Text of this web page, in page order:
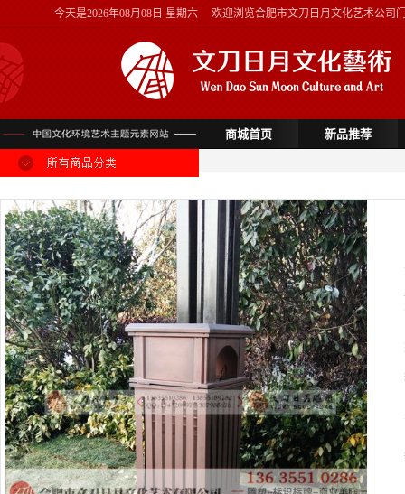
今天是2026年08月08日 星期六 欢迎浏览合肥市文刀日月文化艺术公司
商城首页 新品推荐